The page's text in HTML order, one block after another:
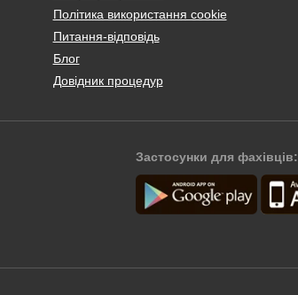
Політика використання cookie
Питання-відповідь
Блог
Довідник процедур
Застосунки для фахівців: